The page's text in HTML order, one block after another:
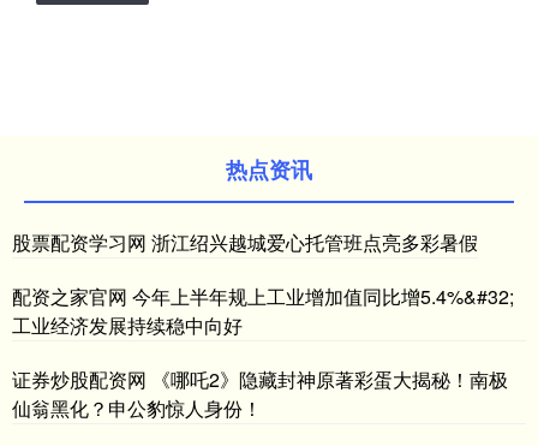
热点资讯
股票配资学习网 浙江绍兴越城爱心托管班点亮多彩暑假
配资之家官网 今年上半年规上工业增加值同比增5.4%&#32;
工业经济发展持续稳中向好
证券炒股配资网 《哪吒2》隐藏封神原著彩蛋大揭秘！南极
仙翁黑化？申公豹惊人身份！